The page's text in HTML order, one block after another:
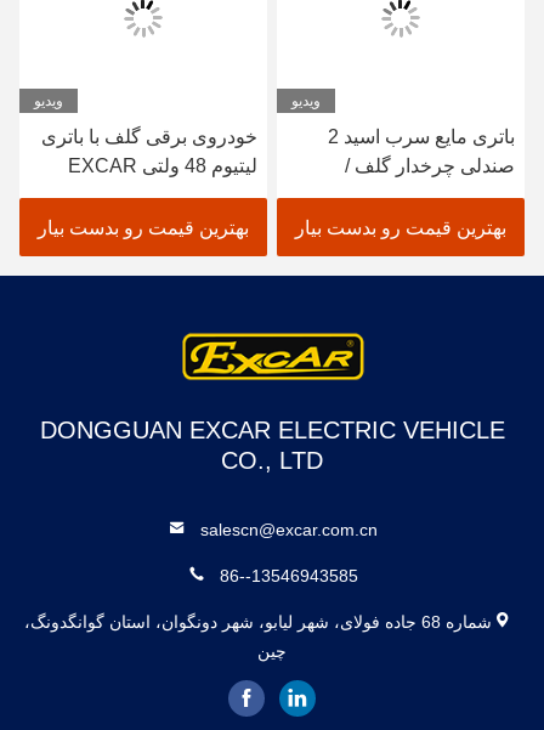
ویدیو
باتری مایع سرب اسید 2
صندلی چرخدار گلف /
الکتریک حوضچه گلف خودرو
بهترین قیمت رو بدست بیار
ویدیو
خودروی برقی گلف با باتری
لیتیوم 48 ولتی EXCAR
A1S6+2 سفید
بهترین قیمت رو بدست بیار
DONGGUAN EXCAR ELECTRIC VEHICLE
CO., LTD
salescn@excar.com.cn
86--13546943585
شماره 68 جاده فولای، شهر لیابو، شهر دونگوان، استان گوانگدونگ،
چین